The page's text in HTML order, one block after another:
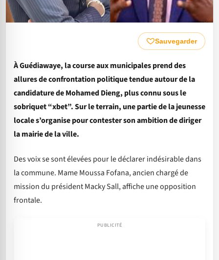
Sauvegarder
À Guédiawaye, la course aux municipales prend des
allures de confrontation politique tendue autour de la
candidature de Mohamed Dieng, plus connu sous le
sobriquet “xbet”. Sur le terrain, une partie de la jeunesse
locale s’organise pour contester son ambition de diriger
la mairie de la ville.
Des voix se sont élevées pour le déclarer indésirable dans
la commune. Mame Moussa Fofana, ancien chargé de
mission du président Macky Sall, affiche une opposition
frontale.